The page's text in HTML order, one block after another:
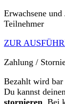
Erwachsene
Teilnehmer
ZUR
Zahlung /
Bezahlt wird
Du kannst